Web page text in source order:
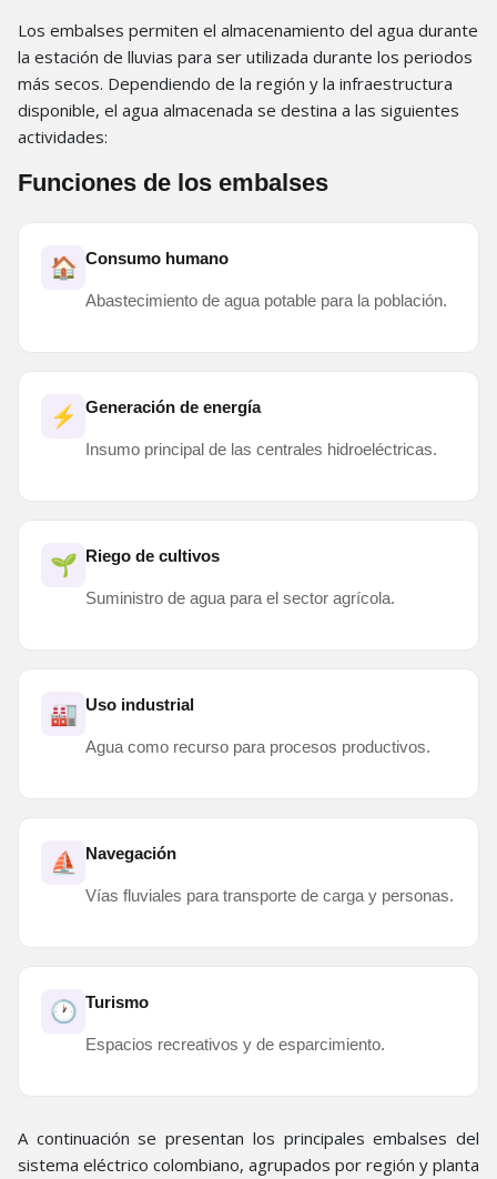
Los embalses permiten el almacenamiento del agua durante
la estación de lluvias para ser utilizada durante los periodos
más secos. Dependiendo de la región y la infraestructura
disponible, el agua almacenada se destina a las siguientes
actividades:
Funciones de los embalses
🏠 Consumo humano
Abastecimiento de agua potable para la población.
⚡ Generación de energía
Insumo principal de las centrales hidroeléctricas.
🌱 Riego de cultivos
Suministro de agua para el sector agrícola.
🏭 Uso industrial
Agua como recurso para procesos productivos.
⛵ Navegación
Vías fluviales para transporte de carga y personas.
🕐 Turismo
Espacios recreativos y de esparcimiento.
A continuación se presentan los principales embalses del
sistema eléctrico colombiano, agrupados por región y planta